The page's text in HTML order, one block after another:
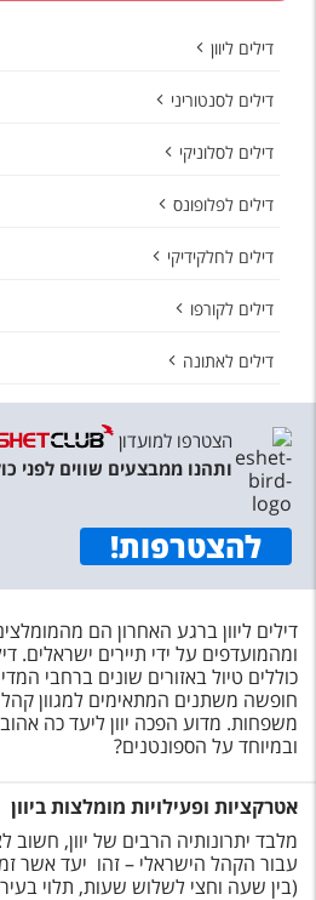
דילים ליוון
דילים לסנטוריני
דילים לסלוניקי
דילים לפלופונס
דילים לחלקידיקי
דילים לקורפו
דילים לאתונה
הצטרפו למועדון
ותהנו ממבצעים שווים לפני
להצטרפות!
דילים ליוון ברגע האחרון הם
ומהמועדפים על ידי תיירים ישראלים.
כוללים טיול באזורים שונים ברחבי
חופשה משתנים המתאימים למגוון
משפחות. מדוע הפכה יוון ליעד כה
ובמיוחד על הספונטנים?
אטרקציות ופעילויות מומלצות ביוון
מלבד יתרונותיה הרבים של יוון, חשוב
עבור הקהל הישראלי – זהו יעד אשר
(בין שעה וחצי לשלוש שעות, תלוי